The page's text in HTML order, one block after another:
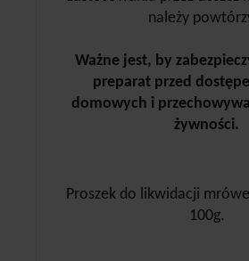
należy
Ważne jest, by
preparat przed
domowych i
żywności.
Proszek do likwidacji
100g.